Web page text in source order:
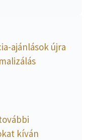
ajánlások újra
kíván